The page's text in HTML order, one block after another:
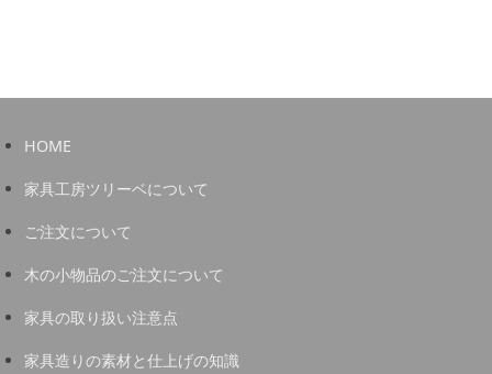
HOME
家具工房ツリーベについて
ご注文について
木の小物品のご注文について
家具の取り扱い注意点
家具造りの素材と仕上げの知識